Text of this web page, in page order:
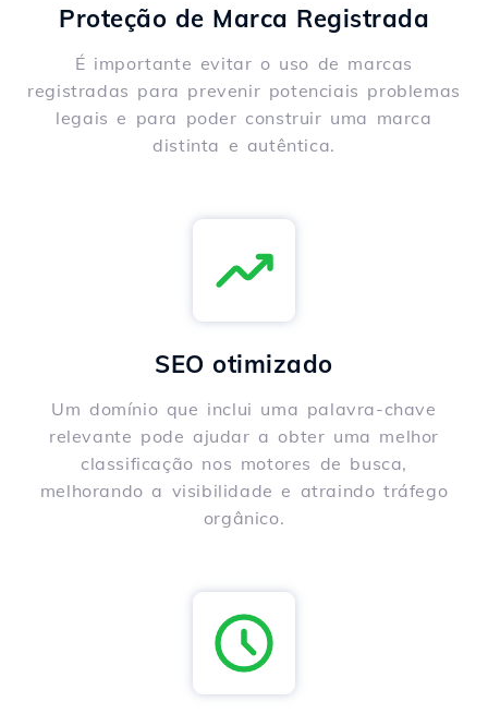
Proteção de Marca Registrada
É importante evitar o uso de marcas
registradas para prevenir potenciais problemas
legais e para poder construir uma marca
distinta e autêntica.
SEO otimizado
Um domínio que inclui uma palavra-chave
relevante pode ajudar a obter uma melhor
classificação nos motores de busca,
melhorando a visibilidade e atraindo tráfego
orgânico.